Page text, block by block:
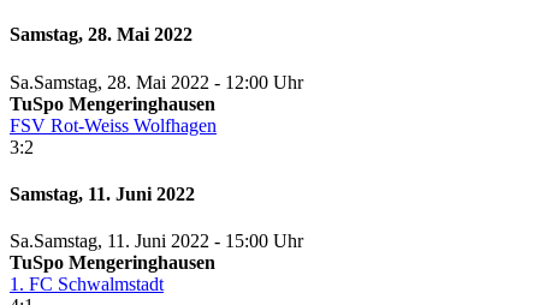
Samstag, 28. Mai 2022
Sa.Samstag, 28. Mai 2022 - 12:00 Uhr
TuSpo Mengeringhausen
FSV Rot-Weiss Wolfhagen
3:2
Samstag, 11. Juni 2022
Sa.Samstag, 11. Juni 2022 - 15:00 Uhr
TuSpo Mengeringhausen
1. FC Schwalmstadt